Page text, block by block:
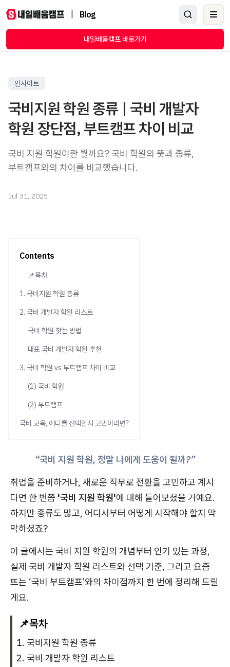
Blog
내일배움캠프 바로가기
인사이트
국비지원 학원 종류 | 국비 개발자
학원 장단점, 부트캠프 차이 비교
국비 지원 학원이란 뭘까요? 국비 학원의 뜻과 종류,
부트캠프와의 차이를 비교했습니다.
Jul 31, 2025
Contents
📌목차
1. 국비지원 학원 종류
2. 국비 개발자 학원 리스트
국비 학원 찾는 방법
대표 국비 개발자 학원 추천
3. 국비 학원 vs 부트캠프 차이 비교
(1) 국비 학원
(2) 부트캠프
국비 교육, 어디를 선택할지 고민이라면?
“국비 지원 학원, 정말 나에게 도움이 될까?”
취업을 준비하거나, 새로운 직무로 전환을 고민하고 계시
다면 한 번쯤 '국비 지원 학원'에 대해 들어보셨을 거예요.
하지만 종류도 많고, 어디서부터 어떻게 시작해야 할지 막
막하셨죠?
이 글에서는 국비 지원 학원의 개념부터 인기 있는 과정,
실제 국비 개발자 학원 리스트와 선택 기준, 그리고 요즘
뜨는 ‘국비 부트캠프’와의 차이점까지 한 번에 정리해 드릴
게요.
📌목차
국비지원 학원 종류
국비 개발자 학원 리스트